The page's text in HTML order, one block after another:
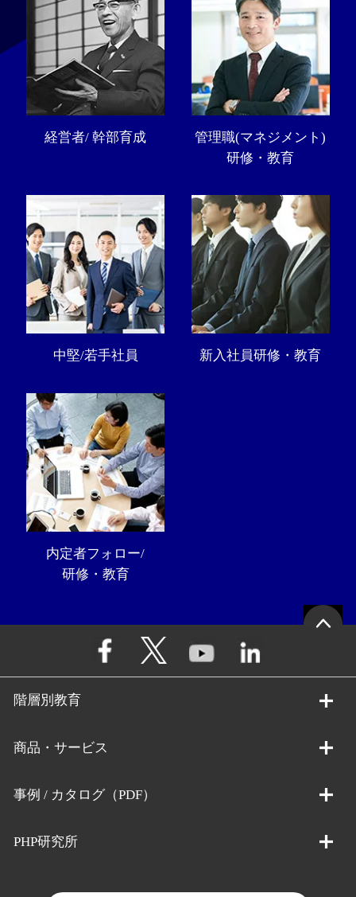
経営者/ 幹部育成
管理職(マネジメント)
研修・教育
中堅/若手社員 新入社員研修・教育
内定者フォロー/
研修・教育
階層別教育
商品・サービス
事例 / カタログ（PDF）
PHP研究所